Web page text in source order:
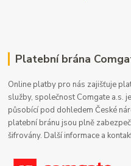
Platební brána
Online platby pro nás zajišťuje
služby, společnost Comgate a.s.
působící pod dohledem České
platební bránu jsou plně
šifrovány. Další informace a